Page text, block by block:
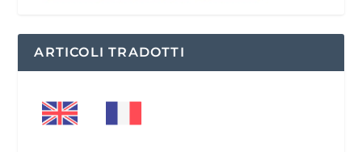
ARTICOLI TRADOTTI